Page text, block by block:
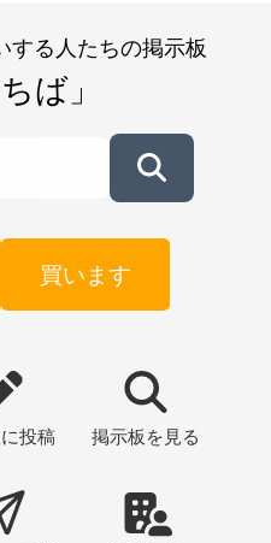
する人たちの掲示板
ば」
買います
に投稿 掲示板 を見る